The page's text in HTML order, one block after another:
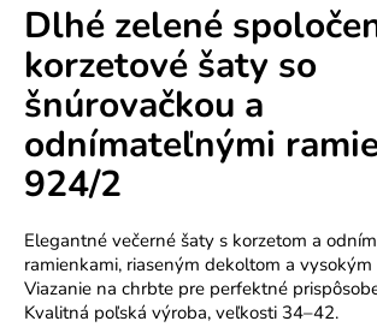
Dlhé zelené
korzetové šaty so
šnúrovačkou a
odnímateľnými
924/2
Elegantné večerné šaty s korzetom a
ramienkami, riaseným dekoltom a vysokým
Viazanie na chrbte pre perfektné
Kvalitná poľská výroba, veľkosti 34–42.
HĽADAŤ
O
d
p
o
r
ú